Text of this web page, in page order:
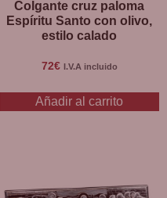
Colgante cruz paloma
Espíritu Santo con olivo,
estilo calado
72€ I.V.A incluido
Añadir al carrito